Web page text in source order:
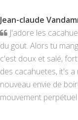
Jean-claude
J'adore les
du gout. Alors tu
c'est doux et salé,
des cacahuetes, it's
nouveau envie de
mouvement